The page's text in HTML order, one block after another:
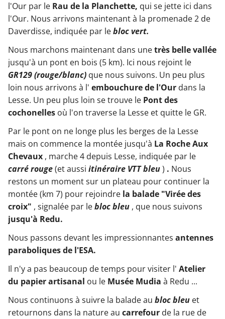
l'Our par le Rau de la Planchette, qui se jette ici dans
l'Our. Nous arrivons maintenant à la promenade 2 de
Daverdisse, indiquée par lebloc vert.
Nous marchons maintenant dans unetrès belle vallée
jusqu'à un pont en bois (5 km). Ici nous rejoint le
GR129 (rouge/blanc) que nous suivons. Un peu plus
loin nous arrivons à l' embouchure de l'Our dans la
Lesse. Un peu plus loin se trouve le Pont des
cochonelles où l'on traverse la Lesse et quitte le GR.
Par le pont on ne longe plus les berges de la Lesse
mais on commence la montée jusqu'à La Roche Aux
Chevaux , marche 4 depuis Lesse, indiquée par le
carré rouge(et aussi itinéraire VTT bleu) . Nous
restons un moment sur un plateau pour continuer la
montée (km 7) pour rejoindre la balade "Virée des
croix" , signalée par lebloc bleu , que nous suivons
jusqu'à Redu.
Nous passons devant les impressionnantes antennes
paraboliques de l'ESA.
Il n'y a pas beaucoup de temps pour visiter l' Atelier
du papier artisanal ou le Musée Mudia à Redu ...
Nous continuons à suivre la balade au bloc bleu et
retournons dans la nature au carrefour de la rue de